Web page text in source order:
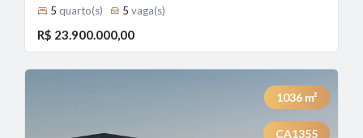
5 quarto(s) 5 vaga(s)
R$ 23.900.000,00
1036 m²
CA1355